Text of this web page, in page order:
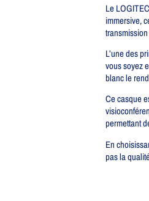
Le
immersive,
L’une des
vous soyez
blanc le
Ce casque
permettant
En
pas la